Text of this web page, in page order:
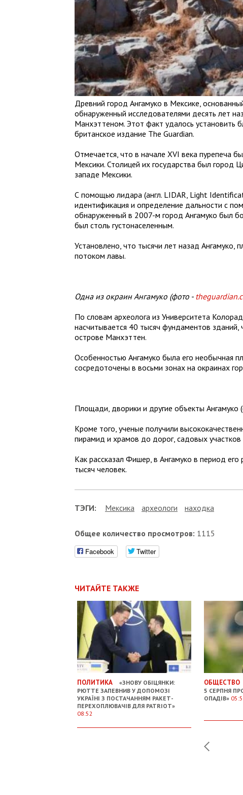
Древний город Ангамуко в Мексике,
обнаруженный исследователями десять лет
Манхэттеном. Этот факт удалось установить
британское издание The Guardian.
Отмечается, что в начале XVI века пурепеча
Мексики. Столицей их государства был город
западе Мексики.
С помощью лидара (англ. LIDAR, Light
идентификация и определение дальности с
обнаруженный в 2007-м город Ангамуко был
был столь густонаселенным.
Установлено, что тысячи лет назад Ангамуко,
потоком лавы.
Одна из окраин Ангамуко (фото -
По словам археолога из Университета
насчитывается 40 тысяч фундаментов
острове Манхэттен.
Особенностью Ангамуко была его необычная
сосредоточены в восьми зонах на окраинах
Площади, дворики и другие объекты Ангамуко
Кроме того, ученые получили
пирамид и храмов до дорог, садовых
Как рассказал Фишер, в Ангамуко в период
тысяч человек.
ТЭГИ: Мексика археологи находка
Общее количество просмотров: 1115
Facebook Twitter
ЧИТАЙТЕ ТАКЖЕ
ПОЛИТИКА
«ЗНОВУ ОБІЦЯНКИ:
РЮТТЕ ЗАПЕВНИВ У ДОПОМОЗІ
УКРАЇНІ З ПОСТАЧАННЯМ РАКЕТ-
ПЕРЕХОПЛЮВАЧІВ ДЛЯ PATRIOT»
08:52
ОБЩЕСТВО
5 СЕРПНЯ
ОПАДІВ»